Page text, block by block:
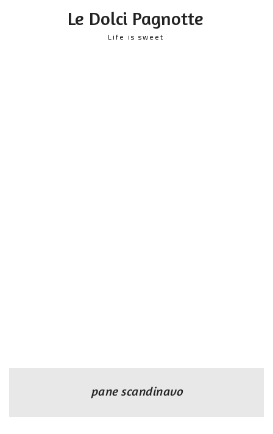
Le Dolci Pagnotte
Life is sweet
pane scandinavo